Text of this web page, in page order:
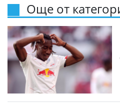
Още от